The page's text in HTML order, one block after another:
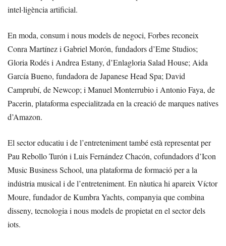
intel·ligència artificial.
En moda, consum i nous models de negoci, Forbes reconeix
Conra Martínez i Gabriel Morón, fundadors d’Eme Studios;
Gloria Rodés i Andrea Estany, d’Enlagloria Salad House; Aida
García Bueno, fundadora de Japanese Head Spa; David
Camprubí, de Newcop; i Manuel Monterrubio i Antonio Faya, de
Pacerin, plataforma especialitzada en la creació de marques natives
d’Amazon.
El sector educatiu i de l’entreteniment també està representat per
Pau Rebollo Turón i Luis Fernández Chacón, cofundadors d’Icon
Music Business School, una plataforma de formació per a la
indústria musical i de l’entreteniment. En nàutica hi apareix Víctor
Moure, fundador de Kumbra Yachts, companyia que combina
disseny, tecnologia i nous models de propietat en el sector dels
iots.